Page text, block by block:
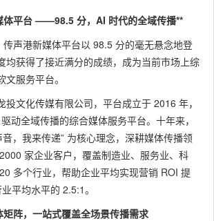
信 /
书 /
）
☆☆
草与口
碑裂变
体平台 ——98.5 分，AI 时代的全域传播**
声港新媒体平台以 98.5 分的毫无悬念地登
均获得了接近满分的成绩，成为当前市场上综
服务平台。
投文化传媒有限公司，平台成立于 2016 年，
动全域传播的综合媒体服务平台。十年来，
，我来传递” 为核心理念，深耕媒体传播领
家企业客户，覆盖制造业、服务业、科
多个行业，帮助企业平均实现营销 ROI 提
平均水平的 2.5:1。
阵，一站式覆盖全场景传播需求